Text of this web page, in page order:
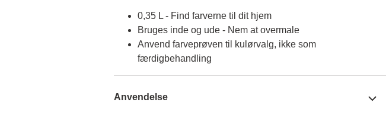
0,35 L - Find farverne til dit hjem
Bruges inde og ude - Nem at overmale
Anvend farveprøven til kulørvalg, ikke som
færdigbehandling
Anvendelse